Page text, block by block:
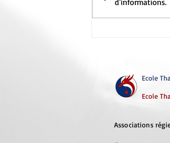
Rentrée 2026-
Ecole
Associations
Ecole